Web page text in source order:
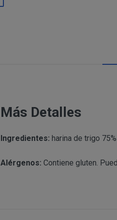
Más Detalles
Ingredientes: harina de trigo
Alérgenos: Contiene gluten.
Sábado:
Dirección
tratamiento de sus
Sábado:
eficaces, a
MODIFICACION O
DESISTIMIENTO DE